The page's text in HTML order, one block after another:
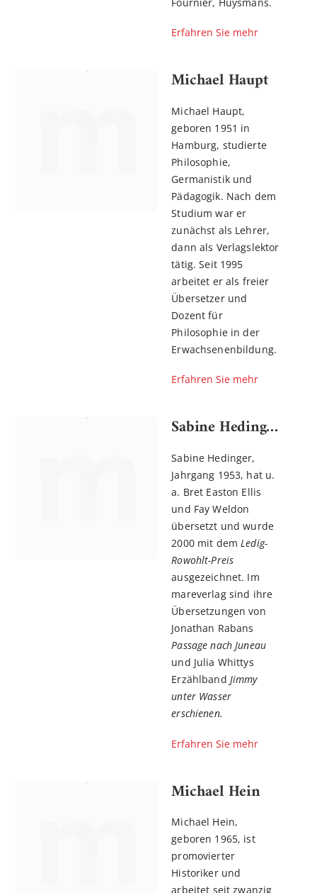
Erfahren Sie mehr
Michael Haupt
Michael Haupt,
geboren 1951 in
Hamburg, studierte
Philosophie,
Germanistik und
Pädagogik. Nach dem
Studium war er
zunächst als Lehrer,
dann als Verlagslektor
tätig. Seit 1995
arbeitet er als freier
Übersetzer und
Dozent für
Philosophie in der
Erwachsenenbildung.
Erfahren Sie mehr
Sabine Hedinger
Sabine Hedinger,
Jahrgang 1953, hat u.
a. Bret Easton Ellis
und Fay Weldon
übersetzt und wurde
2000 mit demLedig-
Rowohlt-Preis
ausgezeichnet. Im
mareverlag sind ihre
Übersetzungen von
Jonathan Rabans
Passage nach Juneau
und Julia Whittys
Erzählband Jimmy
unter Wasser
erschienen.
Erfahren Sie mehr
Michael Hein
Michael Hein,
geboren 1965, ist
promovierter
Historiker und
arbeitet seit zwanzig